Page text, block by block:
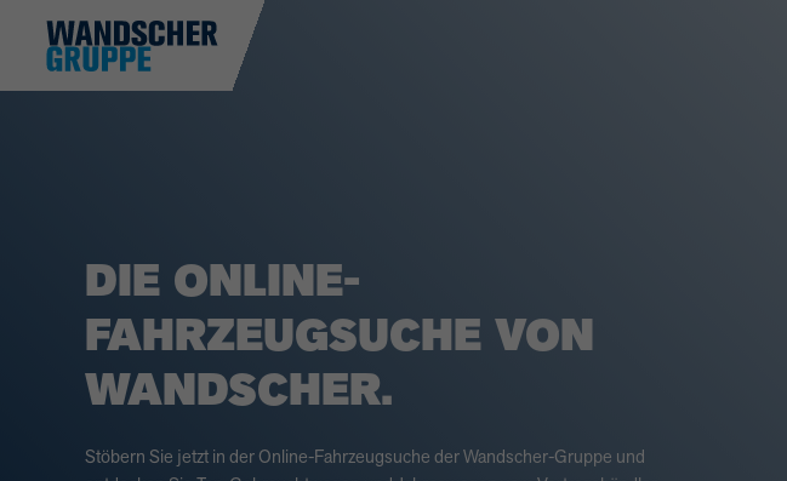
DIE ONLINE-
FAHRZEUGSUCHE VON
WANDSCHER.
Stöbern Sie jetzt in der Online-Fahrzeugsuche der Wandscher-Gruppe und